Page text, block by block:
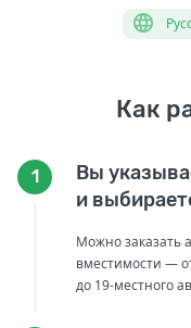
Как
1
Вы
и
Можно заказать
вместимости —
до 19-местного